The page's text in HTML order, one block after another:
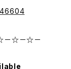
☆－☆－